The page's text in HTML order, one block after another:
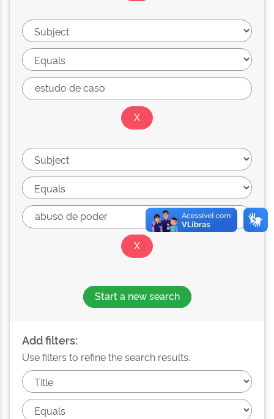
Start a new search
Add filters:
Use filters to refine the search results.